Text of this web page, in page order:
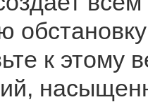
к этому